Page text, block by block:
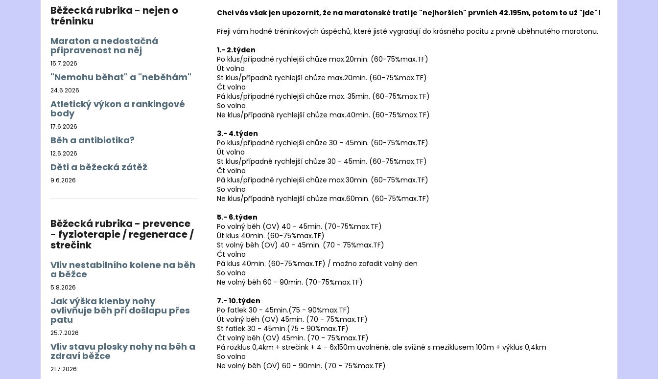
Běžecká rubrika - nejen o
tréninku
Maraton a nedostačná
připravenost na něj
15.7.2026
"Nemohu běhat" a "neběhám"
24.6.2026
Atletický výkon a rankingové
body
17.6.2026
Běh a antibiotika?
12.6.2026
Děti a běžecká zátěž
9.6.2026
Běžecká rubrika - prevence
- fyzioterapie / regenerace /
strečink
Vliv nestabilního kolene na běh
a běžce
5.8.2026
Jak výška klenby nohy
ovlivňuje běh při došlapu přes
patu
25.7.2026
Vliv stavu plosky nohy na běh a
zdraví běžce
21.7.2026
Chci vás však jen upozornit, že na maratonské trati je "nejhorších" prvních 42.195m, potom to už "jde"!
Přeji vám hodně tréninkových úspěchů, které jistě vygradují do krásného pocitu z prvně uběhnutého maratonu.
1.- 2.týden
Po klus/případně rychlejší chůze max.20min. (60-75%max.TF)
Út volno
St klus/případně rychlejší chůze max.20min. (60-75%max.TF)
Čt volno
Pá klus/případně rychlejší chůze max. 35min. (60-75%max.TF)
So volno
Ne klus/případně rychlejší chůze max.40min. (60-75%max.TF)
3.- 4.týden
Po klus/případně rychlejší chůze 30 - 45min. (60-75%max.TF)
Út volno
St klus/případně rychlejší chůze 30 - 45min. (60-75%max.TF)
Čt volno
Pá klus/případně rychlejší chůze max.30min. (60-75%max.TF)
So volno
Ne klus/případně rychlejší chůze max.60min. (60-75%max.TF)
5.- 6.týden
Po volný běh (OV) 40 - 45min. (70-75%max.TF)
Út klus 40min. (60-75%max.TF)
St volný běh (OV) 40 - 45min. (70 - 75%max.TF)
Čt volno
Pá klus 40min. (60-75%max.TF) / možno zařadit volný den
So volno
Ne volný běh 60 - 90min. (70-75%max.TF)
7.- 10.týden
Po fatlek 30 - 45min.(75 - 90%max.TF)
Út volný běh (OV) 45min. (70 - 75%max.TF)
St fatlek 30 - 45min.(75 - 90%max.TF)
Čt volný běh (OV) 45min. (70 - 75%max.TF)
Pá rozklus 0,4km + strečink + 4 - 6x150m uvolněně, ale svižně s meziklusem 100m + výklus 0,4km
So volno
Ne volný běh (OV) 60 - 90min. (70 - 75%max.TF)
899 Kč
Původně:1 200 Kč
346 Kč
Původně:384 Kč
Původně: